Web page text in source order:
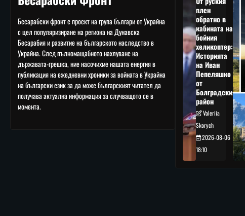
Бесарабски фронт е проект на група българи от Украйна
с цел популяризиране на региона на Дунавска
Бесарабия и развитие на българското наследство в
Украйна. След пълномащабното нахлуване на
държавата-грешка, ние насочихме нашата енергия в
публикация на ежедневни хроники за войната в Украйна
на български език за да може българският читател да
получава актуална информация за случващото се в
момента.
плен
обратно в
кабината на
бойния
хеликоптер:
Историята
на Иван
Пепеляшко
от
Болградския
район
Valeriia
Skorych
2026-08-06
18:10